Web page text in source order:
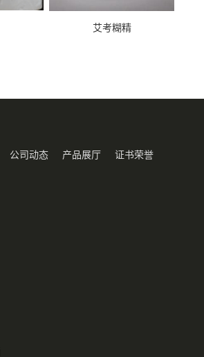
艾考糊精
公司动态 产品展厅 证书荣誉